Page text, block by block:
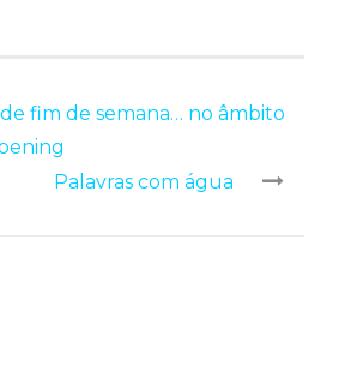
fim de semana… no âmbito
Palavras com água